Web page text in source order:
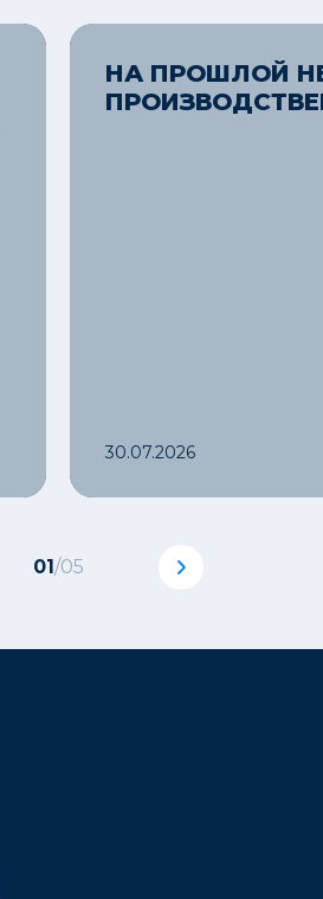
НА ПРОШЛОЙ
30.07.2026
01/05